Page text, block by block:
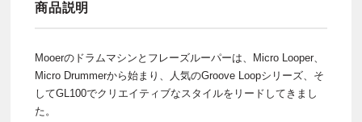
商品説明
Mooerのドラムマシンとフレーズルーパーは、Micro Looper、
Micro Drummerから始まり、人気のGroove Loopシリーズ、そ
してGL100でクリエイティブなスタイルをリードしてきまし
た。